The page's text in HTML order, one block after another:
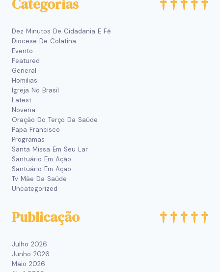
Categorias
Dez Minutos De Cidadania E Fé
Diocese De Colatina
Evento
Featured
General
Homilias
Igreja No Brasil
Latest
Novena
Oração Do Terço Da Saúde
Papa Francisco
Programas
Santa Missa Em Seu Lar
Santuário Em Ação
Santuário Em Ação
Tv Mãe Da Saúde
Uncategorized
Publicação
Julho 2026
Junho 2026
Maio 2026